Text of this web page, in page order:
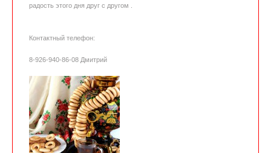
радость этого дня друг с другом .
Контактный телефон:
8-926-940-86-08 Дмитрий